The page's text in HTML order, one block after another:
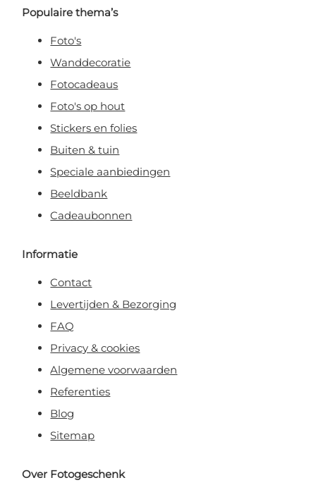
Populaire thema’s
Foto's
Wanddecoratie
Fotocadeaus
Foto's op hout
Stickers en folies
Buiten & tuin
Speciale aanbiedingen
Beeldbank
Cadeaubonnen
Informatie
Contact
Levertijden & Bezorging
FAQ
Privacy & cookies
Algemene voorwaarden
Referenties
Blog
Sitemap
Over Fotogeschenk